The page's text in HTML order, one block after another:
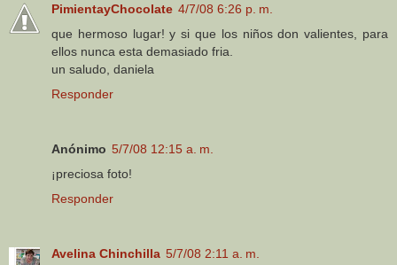
PimientayChocolate 4/7/08 6:26 p. m.
que hermoso lugar! y si que los niños don valientes, para
ellos nunca esta demasiado fria.
un saludo, daniela
Responder
Anónimo 5/7/08 12:15 a. m.
¡preciosa foto!
Responder
Avelina Chinchilla 5/7/08 2:11 a. m.